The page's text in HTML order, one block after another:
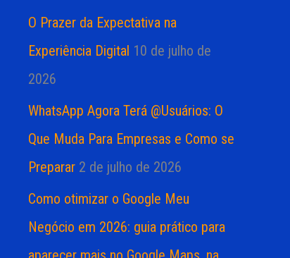
O Prazer da Expectativa na
Experiência Digital 10 de julho de
2026
WhatsApp Agora Terá @Usuários: O
Que Muda Para Empresas e Como se
Preparar 2 de julho de 2026
Como otimizar o Google Meu
Negócio em 2026: guia prático para